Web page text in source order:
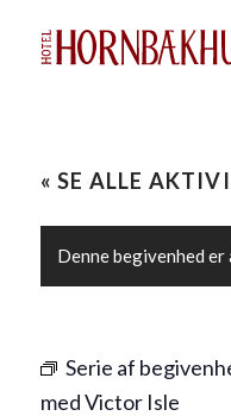
« SE ALLE
Denne begivenhed
Serie af
med Victor Isle